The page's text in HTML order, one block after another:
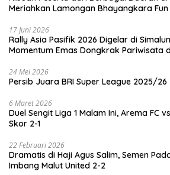
Meriahkan Lamongan Bhayangkara Fun
17 Juni 2026
Rally Asia Pasifik 2026 Digelar di
Momentum Emas Dongkrak Pariwisata
24 Mei 2026
Persib Juara BRI Super League 2025/26
6 Maret 2026
Duel Sengit Liga 1 Malam Ini, Arema FC
Skor 2-1
22 Februari 2026
Dramatis di Haji Agus Salim, Semen
Imbang Malut United 2-2